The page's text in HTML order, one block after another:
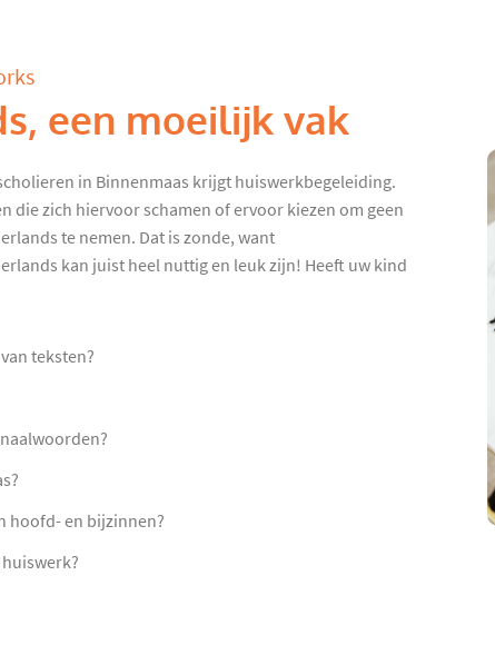
een moeilijk vak
in Binnenmaas krijgt huiswerkbegeleiding.
die zich hiervoor schamen of ervoor kiezen om geen
te nemen. Dat is zonde, want
kan juist heel nuttig en leuk zijn! Heeft uw kind
teksten?
hoofd- en bijzinnen?